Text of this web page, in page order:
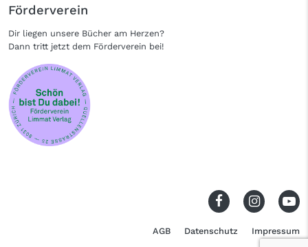
Förderverein
Dir liegen unsere Bücher am Herzen?
Dann tritt jetzt dem Förderverein bei!
AGB Datenschutz Impressum